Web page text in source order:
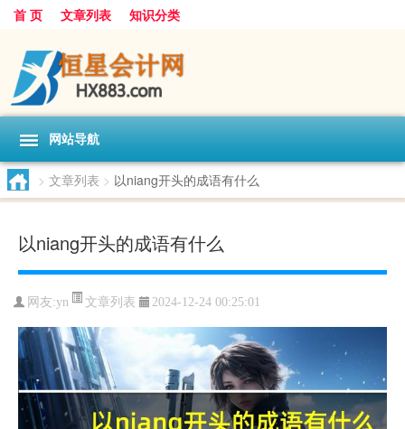
首 页 文章列表 知识分类
网站导航
> 文章列表 > 以niang开头的成语有什么
以niang开头的成语有什么
网友:yn 文章列表 2024-12-24 00:25:01